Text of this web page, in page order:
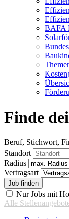
BAFA
Finde
Beruf, Stichwort,
Standort
Radius
Vertragsart
Nur Jobs mit
Alle